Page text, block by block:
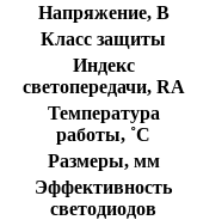
Напряжение, В
Класс защиты
Индекс
светопередачи, RA
Температура
работы, ˚С
Размеры, мм
Эффективность
светодиодов